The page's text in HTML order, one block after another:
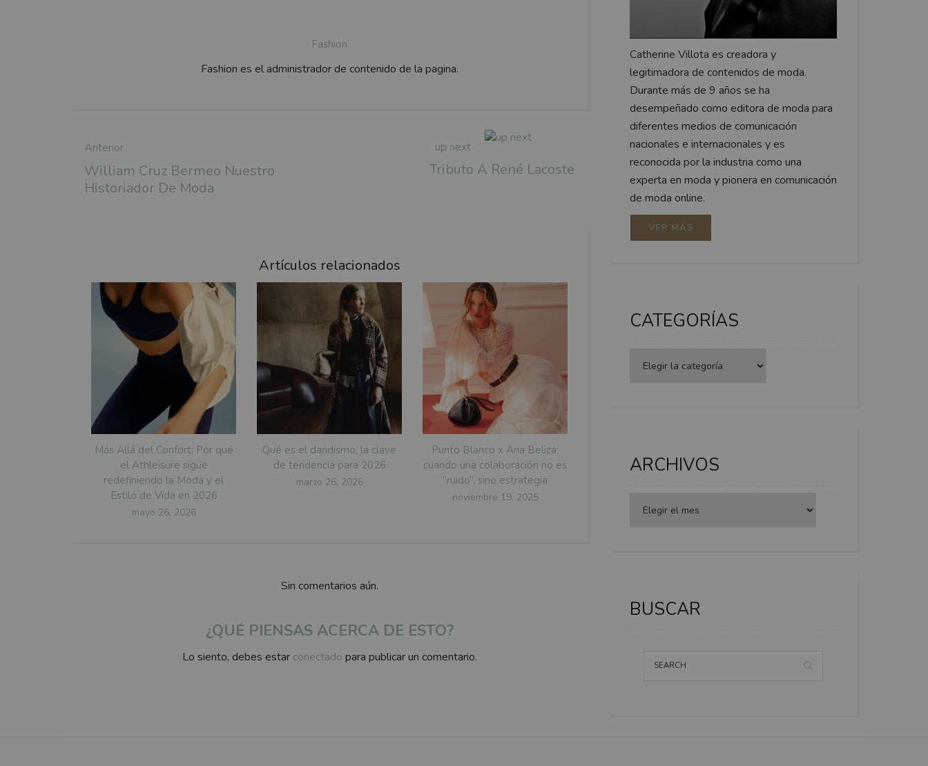
Fashion
Fashion es el administrador de contenido de la pagina.
Anterior
William Cruz Bermeo Nuestro
Historiador De Moda
up next
Tributo A René Lacoste
Artículos relacionados
Más Allá del Confort: Por qué
el Athleisure sigue
redefiniendo la Moda y el
Estilo de Vida en 2026
Posted
mayo 26, 2026
Qué es el dandismo, la clave
de tendencia para 2026
Posted
marzo 26, 2026
Punto Blanco x Ana Beliza:
cuando una colaboración no es
“ruido”, sino estrategia
Posted
noviembre 19, 2025
Sin comentarios aún.
¿QUÉ PIENSAS ACERCA DE ESTO?
Lo siento, debes estar conectado para publicar un comentario.
Catherine Villota es creadora y
legitimadora de contenidos de moda.
Durante más de 9 años se ha
desempeñado como editora de moda para
diferentes medios de comunicación
nacionales e internacionales y es
reconocida por la industria como una
experta en moda y pionera en comunicación
de moda online.
VER MÁS
CATEGORÍAS
ARCHIVOS
BUSCAR